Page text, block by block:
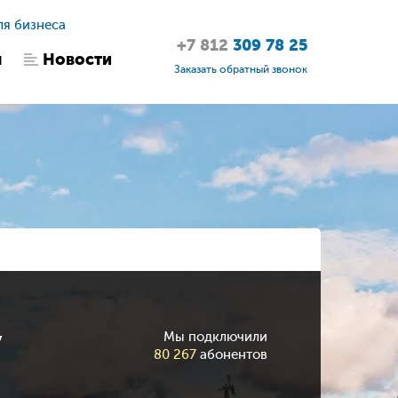
бизнеса
Новости
+7 812 309 78 25
Заказать обратный звонок
Мы подключили
80 267 абонентов